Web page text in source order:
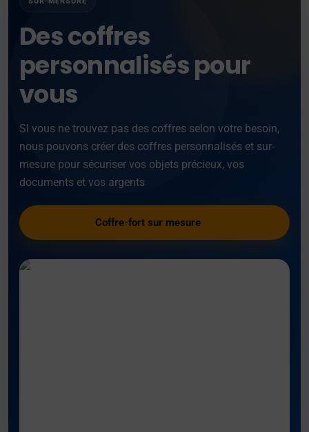
Des coffres
personnalisés pour
vous
SI vous ne trouvez pas des coffres selon votre besoin,
nous pouvons créer des coffres personnalisés et sur-
mesure pour sécuriser vos objets précieux, vos
documents et vos argents
Coffre-fort sur mesure